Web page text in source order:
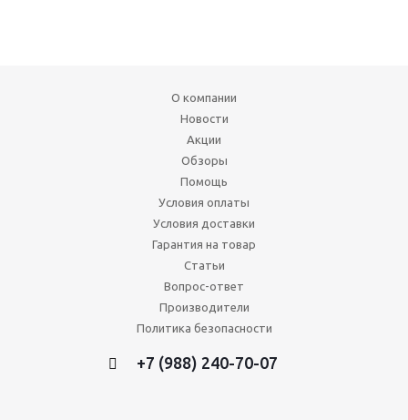
О компании
Новости
Акции
Обзоры
Помощь
Условия оплаты
Условия доставки
Гарантия на товар
Статьи
Вопрос-ответ
Производители
Политика безопасности
+7 (988) 240-70-07